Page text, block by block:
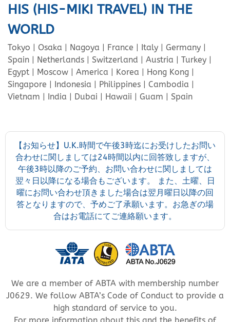
HIS (HIS-MIKI TRAVEL) IN THE
WORLD
Tokyo | Osaka | Nagoya | France | Italy | Germany |
Spain | Netherlands | Switzerland | Austria | Turkey |
Egypt | Moscow | America | Korea | Hong Kong |
Singapore | Indonesia | Philippines | Cambodia |
Vietnam | India | Dubai | Hawaii | Guam | Spain
【お知らせ】U.K.時間で午後3時迄にお受けしたお問い
合わせに関しましては24時間以内に回答致しますが、
午後3時以降のご予約、お問い合わせに関しましては
翌々日以降になる場合もございます。 また、土曜、日
曜にお問い合わせ頂きました場合は翌月曜日以降の回
答となりますので、予めご了承願います。お急ぎの場
合はお電話にてご連絡願います。
We are a member of ABTA with membership number
J0629. We follow ABTA’s Code of Conduct to provide a
high standard of service to you.